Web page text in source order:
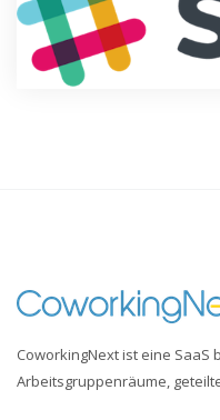
CoworkingNext ist eine
Arbeitsgruppenräume,